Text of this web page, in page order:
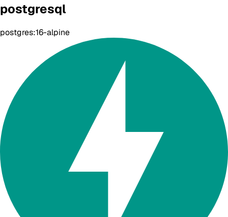
postgresql
postgres:16-alpine